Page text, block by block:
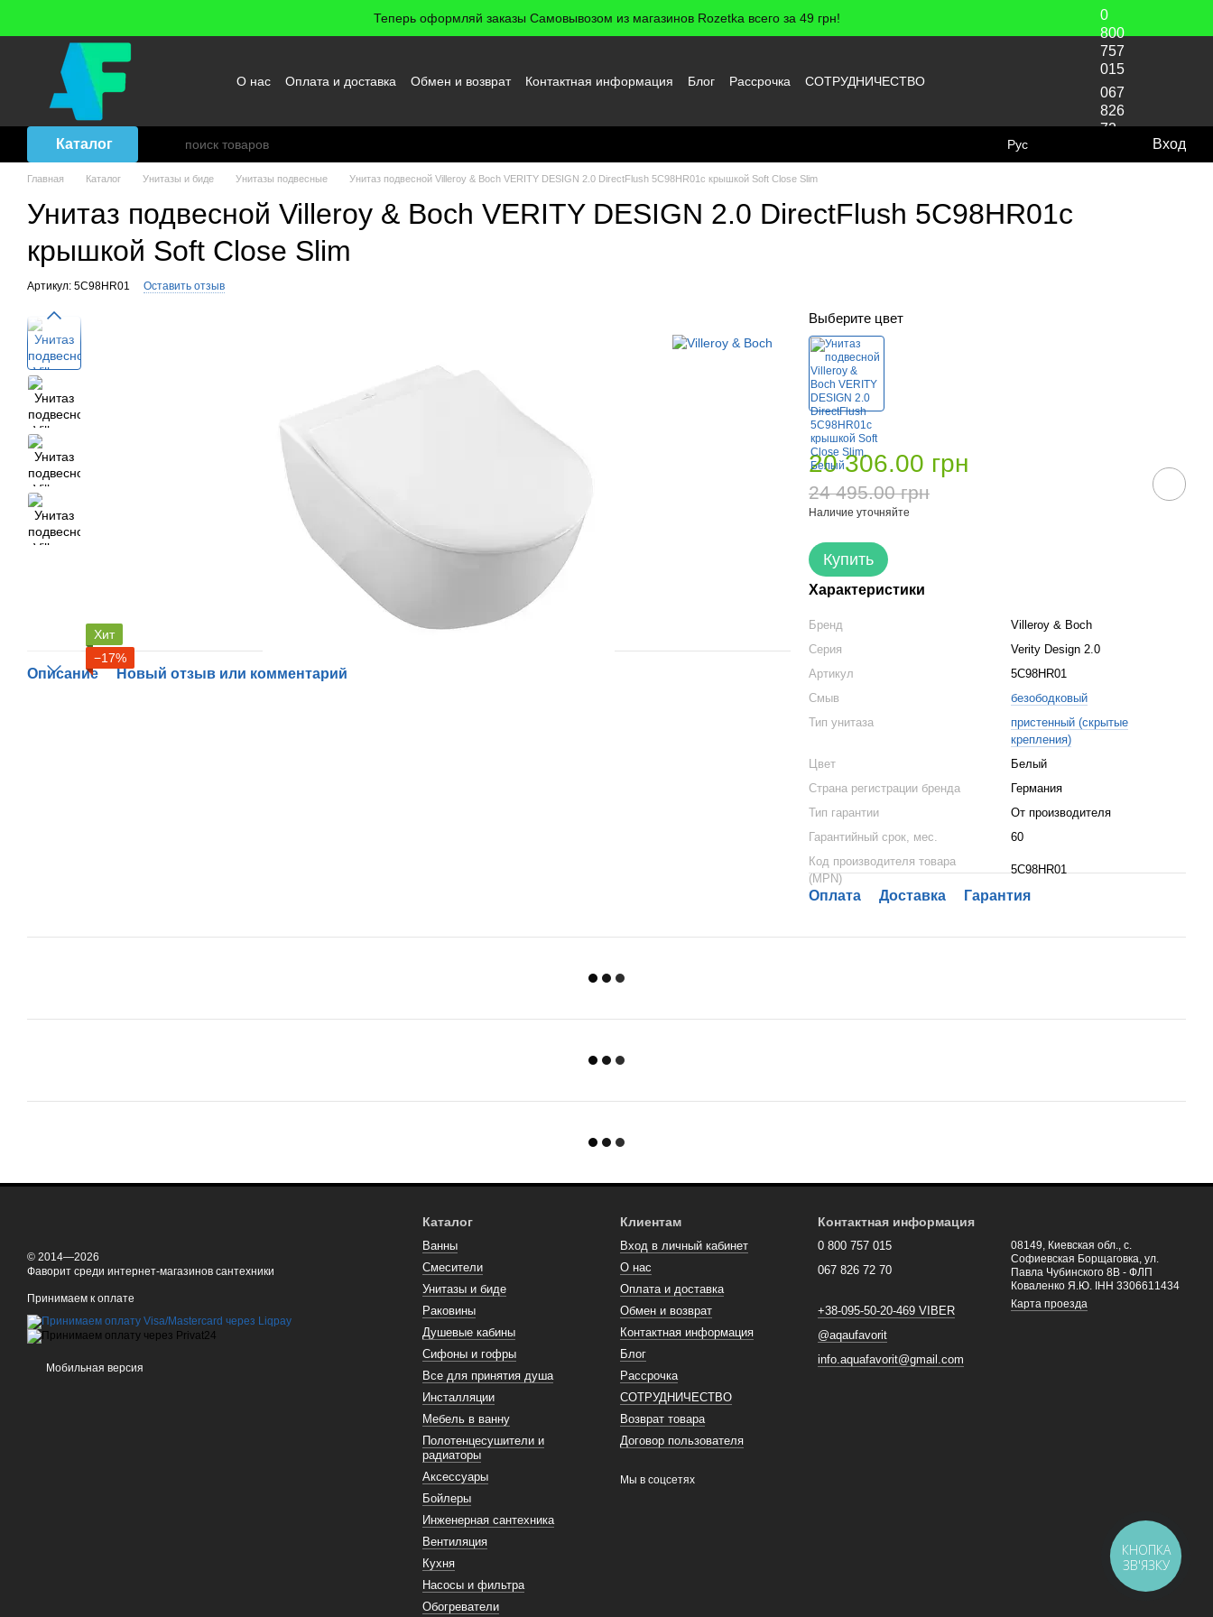
Теперь оформляй заказы Самовывозом из магазинов Rozetka всего за 49 грн!
О нас Оплата и доставка Обмен и возврат Контактная информация Блог Рассрочка
СОТРУДНИЧЕСТВО
0
800
757
015
067
826
72
Каталог Рус Вход
Главная Каталог Унитазы и биде Унитазы подвесные Унитаз подвесной Villeroy & Boch VERITY DESIGN 2.0 DirectFlush 5C98HR01c крышкой Soft Close Slim
Унитаз подвесной Villeroy & Boch VERITY DESIGN 2.0 DirectFlush 5C98HR01c
крышкой Soft Close Slim
Артикул: 5C98HR01 Оставить отзыв
Хит
−17%
Описание Новый отзыв или комментарий
Выберите цвет
20 306.00 грн
24 495.00 грн
Наличие уточняйте
Купить
Характеристики
Бренд
Villeroy & Boch
Серия
Verity Design 2.0
Артикул
5C98HR01
Смыв
безободковый
Тип унитаза
пристенный (скрытые
крепления)
Цвет
Белый
Страна регистрации бренда
Германия
Тип гарантии
От производителя
Гарантийный срок, мес.
60
Код производителя товара
(MPN)
5C98HR01
Оплата Доставка Гарантия
© 2014—2026
Фаворит среди интернет-магазинов сантехники
Принимаем к оплате
Мобильная версия
Каталог
Ванны
Смесители
Унитазы и биде
Раковины
Душевые кабины
Сифоны и гофры
Все для принятия душа
Инсталляции
Мебель в ванну
Полотенцесушители и
радиаторы
Аксессуары
Бойлеры
Инженерная сантехника
Вентиляция
Кухня
Насосы и фильтра
Обогреватели
Клиентам
Вход в личный кабинет
О нас
Оплата и доставка
Обмен и возврат
Контактная информация
Блог
Рассрочка
СОТРУДНИЧЕСТВО
Возврат товара
Договор пользователя
Мы в соцсетях
Контактная информация
0 800 757 015
067 826 72 70
+38-095-50-20-469 VIBER
@aqaufavorit
info.aquafavorit@gmail.com
08149, Киевская обл., с.
Софиевская Борщаговка, ул.
Павла Чубинского 8В - ФЛП
Коваленко Я.Ю. ІНН 3306611434
Карта проезда
КНОПКА
ЗВ'ЯЗКУ